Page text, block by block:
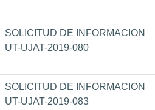
SOLICITUD DE INFORMACION
UT-UJAT-2019-080
SOLICITUD DE INFORMACION
UT-UJAT-2019-083